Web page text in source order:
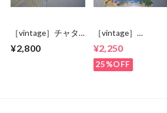
［vintage］チャタ
ーフォン
¥2,800
［vintage］
ANIMATED PIANO
¥2,250
25%OFF